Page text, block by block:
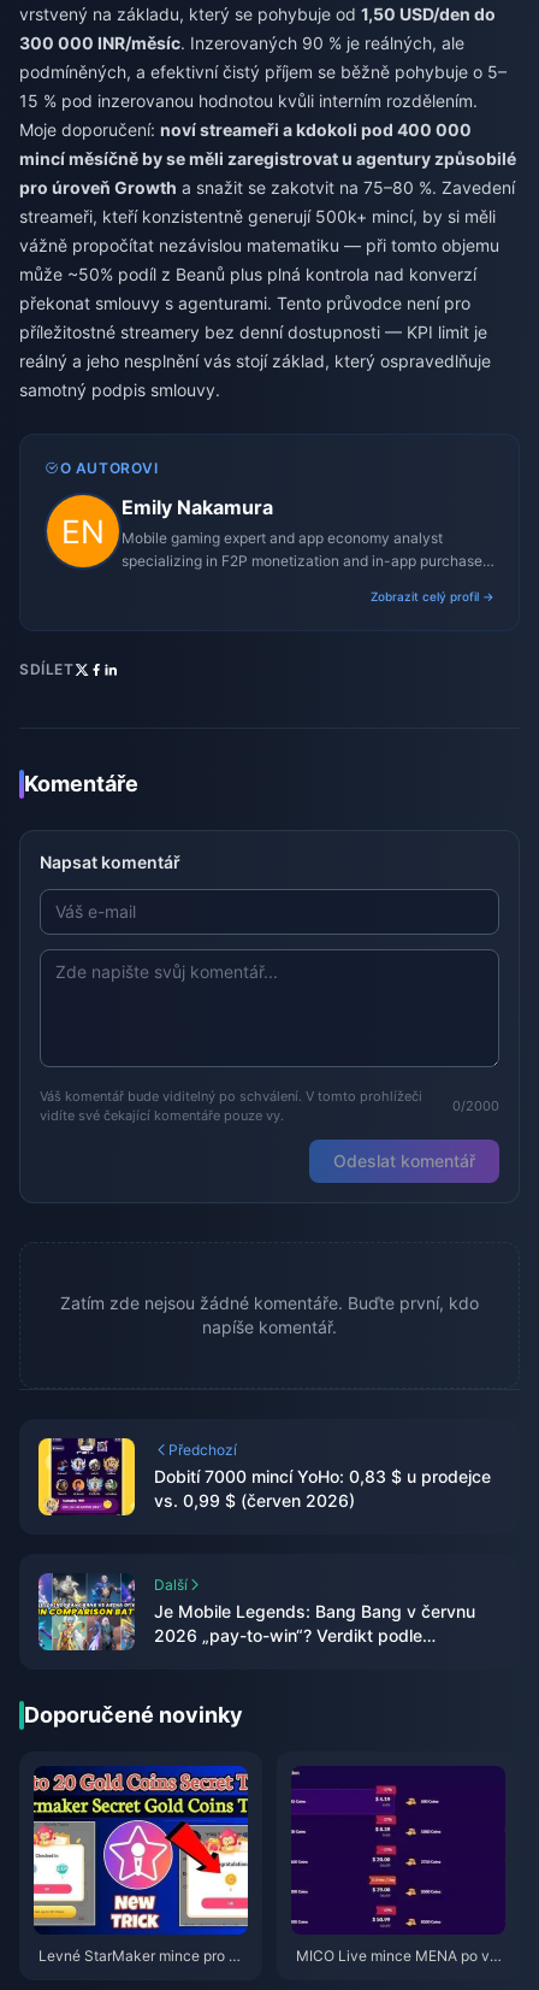
vrstvený na základu, který se pohybuje od 1,50 USD/den do
300 000 INR/měsíc. Inzerovaných 90 % je reálných, ale
podmíněných, a efektivní čistý příjem se běžně pohybuje o 5–
15 % pod inzerovanou hodnotou kvůli interním rozdělením.
Moje doporučení: noví streameři a kdokoli pod 400 000
mincí měsíčně by se měli zaregistrovat u agentury způsobilé
pro úroveň Growth a snažit se zakotvit na 75–80 %. Zavedení
streameři, kteří konzistentně generují 500k+ mincí, by si měli
vážně propočítat nezávislou matematiku — při tomto objemu
může ~50% podíl z Beanů plus plná kontrola nad konverzí
překonat smlouvy s agenturami. Tento průvodce není pro
příležitostné streamery bez denní dostupnosti — KPI limit je
reálný a jeho nesplnění vás stojí základ, který ospravedlňuje
samotný podpis smlouvy.
O AUTOROVI
Emily Nakamura
Mobile gaming expert and app economy analyst
specializing in F2P monetization and in-app purchase
Zobrazit celý profil →
SDÍLET
Komentáře
Napsat komentář
Váš komentář bude viditelný po schválení. V tomto prohlížeči
vidíte své čekající komentáře pouze vy.
0/2000
Odeslat komentář
Zatím zde nejsou žádné komentáře. Buďte první, kdo
napíše komentář.
Předchozí
Dobití 7000 mincí YoHo: 0,83 $ u prodejce
vs. 0,99 $ (červen 2026)
Další
Je Mobile Legends: Bang Bang v červnu
2026 „pay-to-win“? Verdikt podle
Doporučené novinky
Levné StarMaker mince pro ko
MICO Live mince MENA po ver